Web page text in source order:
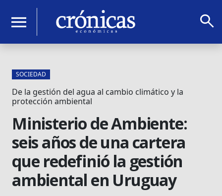
menu search
SOCIEDAD
De la gestión del agua al cambio climático y la
protección ambiental
Ministerio de Ambiente:
seis años de una cartera
que redefinió la gestión
ambiental en Uruguay